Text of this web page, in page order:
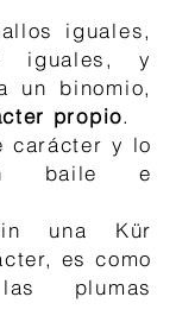
iguales,
iguales, y
un binomio,
propio.
carácter y lo
baile e
una Kür
es como
plumas